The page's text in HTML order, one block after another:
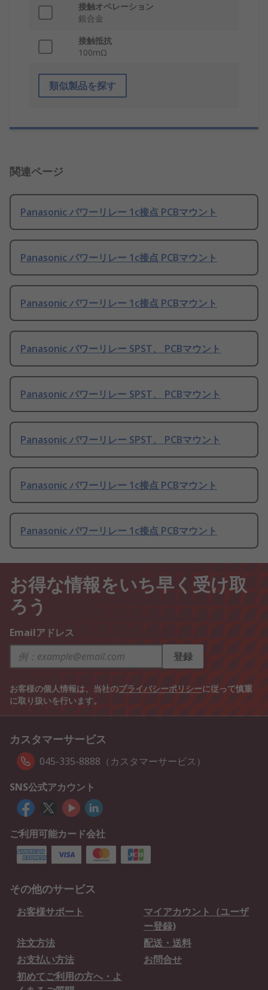
接触オペレーション
銀合金
接触抵抗
100mΩ
類似製品を探す
関連ページ
Panasonic パワーリレー 1c接点 PCBマウント
Panasonic パワーリレー 1c接点 PCBマウント
Panasonic パワーリレー 1c接点 PCBマウント
Panasonic パワーリレー SPST、 PCBマウント
Panasonic パワーリレー SPST、 PCBマウント
Panasonic パワーリレー SPST、 PCBマウント
Panasonic パワーリレー 1c接点 PCBマウント
Panasonic パワーリレー 1c接点 PCBマウント
お得な情報をいち早く受け取
ろう
Emailアドレス
登録
お客様の個人情報は、当社のプライバシーポリシーに従って慎重
に取り扱いを行います。
カスタマーサービス
045-335-8888（カスタマーサービス）
SNS公式アカウント
ご利用可能カード会社
その他のサービス
お客様サポート
マイアカウント（ユーザ
ー登録)
注文方法
配送・送料
お支払い方法
お問合せ
初めてご利用の方へ・よ